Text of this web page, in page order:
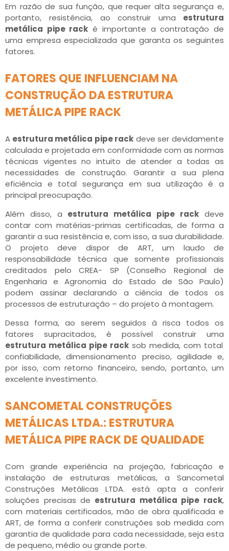
Em razão de sua função, que requer alta segurança e,
portanto, resistência, ao construir uma estrutura
metálica pipe rack é importante a contratação de
uma empresa especializada que garanta os seguintes
fatores.
FATORES QUE INFLUENCIAM NA
CONSTRUÇÃO DA ESTRUTURA
METÁLICA PIPE RACK
A estrutura metálica pipe rack deve ser devidamente
calculada e projetada em conformidade com as normas
técnicas vigentes no intuito de atender a todas as
necessidades de construção. Garantir a sua plena
eficiência e total segurança em sua utilização é a
principal preocupação.
Além disso, a estrutura metálica pipe rack deve
contar com matérias-primas certificadas, de forma a
garantir a sua resistência e, com isso, a sua durabilidade.
O projeto deve dispor de ART, um laudo de
responsabilidade técnica que somente profissionais
creditados pelo CREA- SP (Conselho Regional de
Engenharia e Agronomia do Estado de São Paulo)
podem assinar declarando a ciência de todos os
processos de estruturação – do projeto à montagem.
Dessa forma, ao serem seguidos à risca todos os
fatores supracitados, é possível construir uma
estrutura metálica pipe rack sob medida, com total
confiabilidade, dimensionamento preciso, agilidade e,
por isso, com retorno financeiro, sendo, portanto, um
excelente investimento.
SANCOMETAL CONSTRUÇÕES
METÁLICAS LTDA.: ESTRUTURA
METÁLICA PIPE RACK DE QUALIDADE
Com grande experiência na projeção, fabricação e
instalação de estruturas metálicas, a Sancometal
Construções Metálicas LTDA. está apta a conferir
soluções precisas de estrutura metálica pipe rack,
com materiais certificados, mão de obra qualificada e
ART, de forma a conferir construções sob medida com
garantia de qualidade para cada necessidade, seja esta
de pequeno, médio ou grande porte.